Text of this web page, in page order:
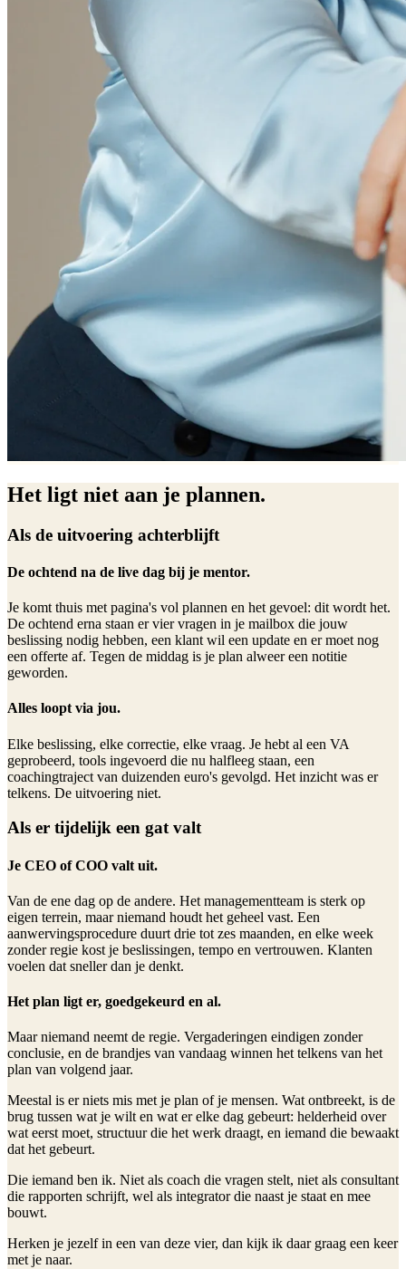
Het ligt niet aan je plannen.
Als de uitvoering achterblijft
De ochtend na de live dag bij je mentor.
Je komt thuis met pagina's vol plannen en het gevoel: dit wordt het.
De ochtend erna staan er vier vragen in je mailbox die jouw
beslissing nodig hebben, een klant wil een update en er moet nog
een offerte af. Tegen de middag is je plan alweer een notitie
geworden.
Alles loopt via jou.
Elke beslissing, elke correctie, elke vraag. Je hebt al een VA
geprobeerd, tools ingevoerd die nu halfleeg staan, een
coachingtraject van duizenden euro's gevolgd. Het inzicht was er
telkens. De uitvoering niet.
Als er tijdelijk een gat valt
Je CEO of COO valt uit.
Van de ene dag op de andere. Het managementteam is sterk op
eigen terrein, maar niemand houdt het geheel vast. Een
aanwervingsprocedure duurt drie tot zes maanden, en elke week
zonder regie kost je beslissingen, tempo en vertrouwen. Klanten
voelen dat sneller dan je denkt.
Het plan ligt er, goedgekeurd en al.
Maar niemand neemt de regie. Vergaderingen eindigen zonder
conclusie, en de brandjes van vandaag winnen het telkens van het
plan van volgend jaar.
Meestal is er niets mis met je plan of je mensen. Wat ontbreekt, is de
brug tussen wat je wilt en wat er elke dag gebeurt: helderheid over
wat eerst moet, structuur die het werk draagt, en iemand die bewaakt
dat het gebeurt.
Die iemand ben ik. Niet als coach die vragen stelt, niet als consultant
die rapporten schrijft, wel als integrator die naast je staat en mee
bouwt.
Herken je jezelf in een van deze vier, dan kijk ik daar graag een keer
met je naar.